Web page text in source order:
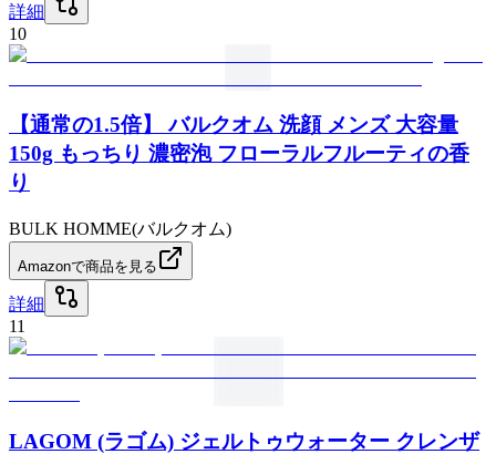
詳細
10
【通常の1.5倍】 バルクオム 洗顔 メンズ 大容量
150g もっちり 濃密泡 フローラルフルーティの香
り
BULK HOMME(バルクオム)
Amazonで商品を見る
詳細
11
LAGOM (ラゴム) ジェルトゥウォーター クレンザ